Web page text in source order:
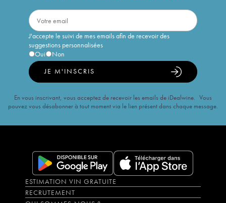
J'accepte le suivi de mes emails afin de recevoir des
suggestions personnalisées
Oui
Non
JE M'INSCRIS
En vous inscrivant, vous acceptez de recevoir les emails de iDealwine. Vous
pouvez vous désabonner à tout moment via le lien présent dans chaque message.
ESTIMATION VIN GRATUITE
RECRUTEMENT